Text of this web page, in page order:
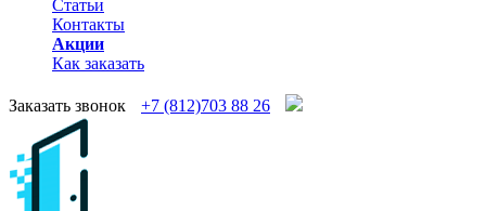
Статьи
Контакты
Акции
Как заказать
Заказать звонок +7 (812)703 88 26